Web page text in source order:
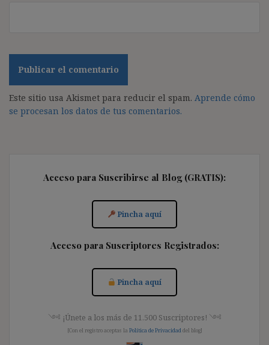
Este sitio usa Akismet para reducir el spam. Aprende cómo
se procesan los datos de tus comentarios.
Acceso para Suscribirse al Blog (GRATIS):
Pincha aquí
Acceso para Suscriptores Registrados:
Pincha aquí
༺ ¡Únete a los más de 11.500 Suscriptores! ༺
[Con el registro aceptas la Política de Privacidad del blog]